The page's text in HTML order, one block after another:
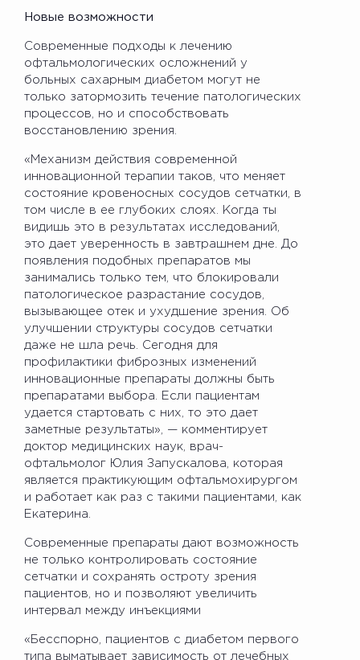
Новые возможности
Современные подходы к лечению
офтальмологических осложнений у
больных сахарным диабетом могут не
только затормозить течение патологических
процессов, но и способствовать
восстановлению зрения.
«Механизм действия современной
инновационной терапии таков, что меняет
состояние кровеносных сосудов сетчатки, в
том числе в ее глубоких слоях. Когда ты
видишь это в результатах исследований,
это дает уверенность в завтрашнем дне. До
появления подобных препаратов мы
занимались только тем, что блокировали
патологическое разрастание сосудов,
вызывающее отек и ухудшение зрения. Об
улучшении структуры сосудов сетчатки
даже не шла речь. Сегодня для
профилактики фиброзных изменений
инновационные препараты должны быть
препаратами выбора. Если пациентам
удается стартовать с них, то это дает
заметные результаты», — комментирует
доктор медицинских наук, врач-
офтальмолог Юлия Запускалова, которая
является практикующим офтальмохирургом
и работает как раз с такими пациентами, как
Екатерина.
Современные препараты дают возможность
не только контролировать состояние
сетчатки и сохранять остроту зрения
пациентов, но и позволяют увеличить
интервал между инъекциями
«Бесспорно, пациентов с диабетом первого
типа выматывает зависимость от лечебных